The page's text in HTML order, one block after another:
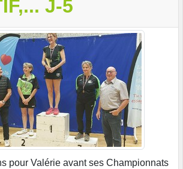
J-5
pour Valérie avant ses Championnats